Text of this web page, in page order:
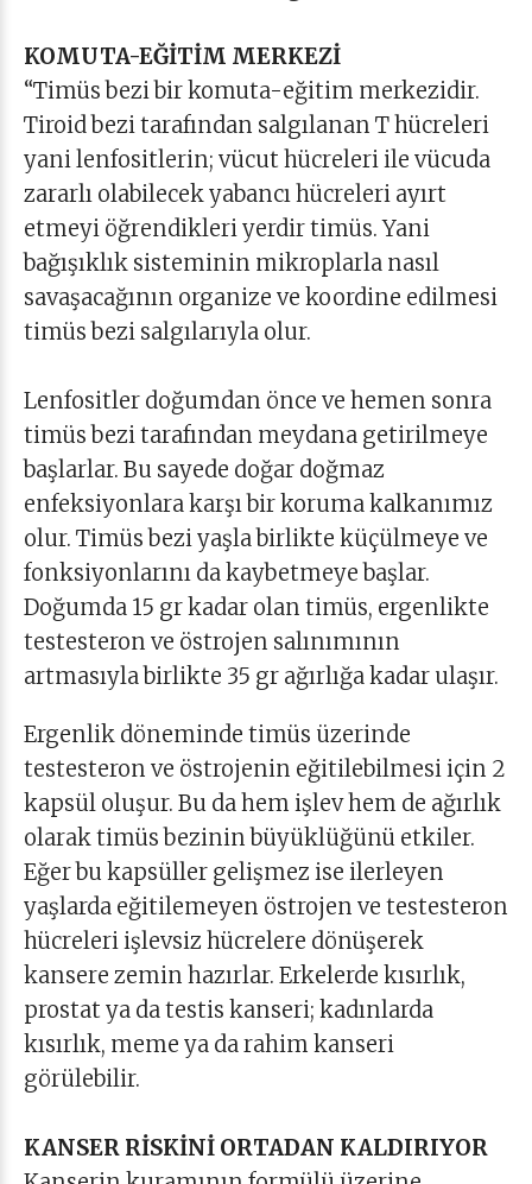
KOMUTA-EĞİTİM MERKEZİ
“Timüs bezi bir komuta-eğitim merkezidir.
Tiroid bezi tarafından salgılanan T hücreleri
yani lenfositlerin; vücut hücreleri ile vücuda
zararlı olabilecek yabancı hücreleri ayırt
etmeyi öğrendikleri yerdir timüs. Yani
bağışıklık sisteminin mikroplarla nasıl
savaşacağının organize ve koordine edilmesi
timüs bezi salgılarıyla olur.
Lenfositler doğumdan önce ve hemen sonra
timüs bezi tarafından meydana getirilmeye
başlarlar. Bu sayede doğar doğmaz
enfeksiyonlara karşı bir koruma kalkanımız
olur. Timüs bezi yaşla birlikte küçülmeye ve
fonksiyonlarını da kaybetmeye başlar.
Doğumda 15 gr kadar olan timüs, ergenlikte
testesteron ve östrojen salınımının
artmasıyla birlikte 35 gr ağırlığa kadar ulaşır.
Ergenlik döneminde timüs üzerinde
testesteron ve östrojenin eğitilebilmesi için 2
kapsül oluşur. Bu da hem işlev hem de ağırlık
olarak timüs bezinin büyüklüğünü etkiler.
Eğer bu kapsüller gelişmez ise ilerleyen
yaşlarda eğitilemeyen östrojen ve testesteron
hücreleri işlevsiz hücrelere dönüşerek
kansere zemin hazırlar. Erkelerde kısırlık,
prostat ya da testis kanseri; kadınlarda
kısırlık, meme ya da rahim kanseri
görülebilir.
KANSER RİSKİNİ ORTADAN KALDIRIYOR